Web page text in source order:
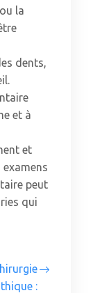
la
dents,
et à
et
peut
qui
: